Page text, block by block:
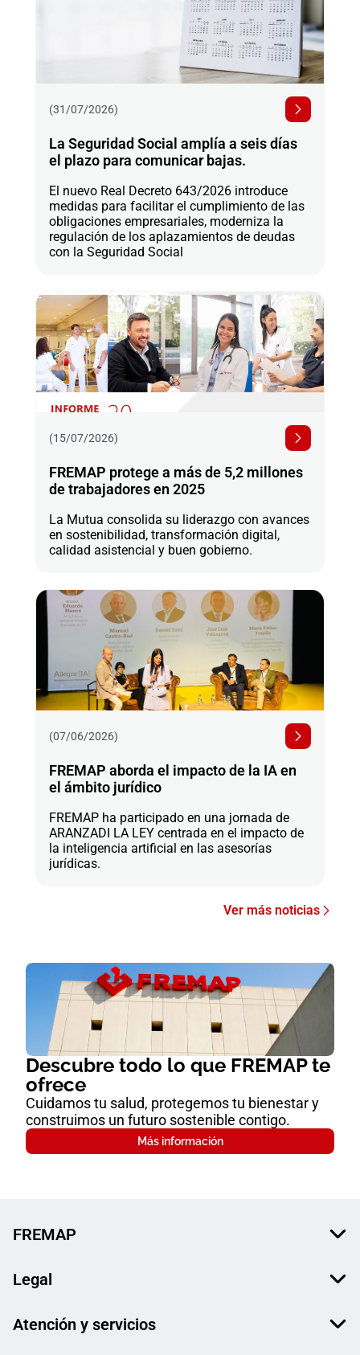
(31/07/2026)
La Seguridad Social amplía a seis días
el plazo para comunicar bajas.
El nuevo Real Decreto 643/2026 introduce
medidas para facilitar el cumplimiento de las
obligaciones empresariales, moderniza la
regulación de los aplazamientos de deudas
con la Seguridad Social
(15/07/2026)
FREMAP protege a más de 5,2 millones
de trabajadores en 2025
La Mutua consolida su liderazgo con avances
en sostenibilidad, transformación digital,
calidad asistencial y buen gobierno.
(07/06/2026)
FREMAP aborda el impacto de la IA en
el ámbito jurídico
FREMAP ha participado en una jornada de
ARANZADI LA LEY centrada en el impacto de
la inteligencia artificial en las asesorías
jurídicas.
Ver más noticias
Descubre todo lo que FREMAP te
ofrece
Cuidamos tu salud, protegemos tu bienestar y
construimos un futuro sostenible contigo.
Más información
FREMAP
Legal
Atención y servicios